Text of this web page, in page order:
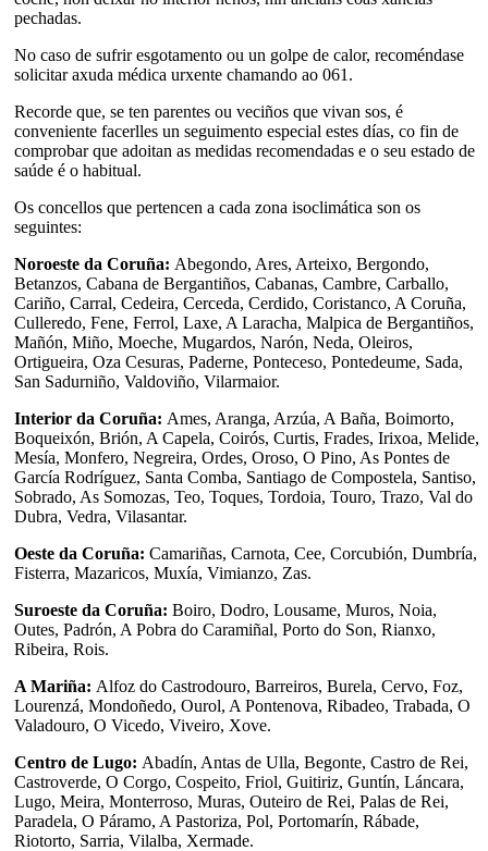
pechadas.
No caso de sufrir esgotamento ou un golpe de calor, recoméndase
solicitar axuda médica urxente chamando ao 061.
Recorde que, se ten parentes ou veciños que vivan sos, é
conveniente facerlles un seguimento especial estes días, co fin de
comprobar que adoitan as medidas recomendadas e o seu estado de
saúde é o habitual.
Os concellos que pertencen a cada zona isoclimática son os
seguintes:
Noroeste da Coruña: Abegondo, Ares, Arteixo, Bergondo,
Betanzos, Cabana de Bergantiños, Cabanas, Cambre, Carballo,
Cariño, Carral, Cedeira, Cerceda, Cerdido, Coristanco, A Coruña,
Culleredo, Fene, Ferrol, Laxe, A Laracha, Malpica de Bergantiños,
Mañón, Miño, Moeche, Mugardos, Narón, Neda, Oleiros,
Ortigueira, Oza Cesuras, Paderne, Ponteceso, Pontedeume, Sada,
San Sadurniño, Valdoviño, Vilarmaior.
Interior da Coruña: Ames, Aranga, Arzúa, A Baña, Boimorto,
Boqueixón, Brión, A Capela, Coirós, Curtis, Frades, Irixoa, Melide,
Mesía, Monfero, Negreira, Ordes, Oroso, O Pino, As Pontes de
García Rodríguez, Santa Comba, Santiago de Compostela, Santiso,
Sobrado, As Somozas, Teo, Toques, Tordoia, Touro, Trazo, Val do
Dubra, Vedra, Vilasantar.
Oeste da Coruña: Camariñas, Carnota, Cee, Corcubión, Dumbría,
Fisterra, Mazaricos, Muxía, Vimianzo, Zas.
Suroeste da Coruña: Boiro, Dodro, Lousame, Muros, Noia,
Outes, Padrón, A Pobra do Caramiñal, Porto do Son, Rianxo,
Ribeira, Rois.
A Mariña: Alfoz do Castrodouro, Barreiros, Burela, Cervo, Foz,
Lourenzá, Mondoñedo, Ourol, A Pontenova, Ribadeo, Trabada, O
Valadouro, O Vicedo, Viveiro, Xove.
Centro de Lugo: Abadín, Antas de Ulla, Begonte, Castro de Rei,
Castroverde, O Corgo, Cospeito, Friol, Guitiriz, Guntín, Láncara,
Lugo, Meira, Monterroso, Muras, Outeiro de Rei, Palas de Rei,
Paradela, O Páramo, A Pastoriza, Pol, Portomarín, Rábade,
Riotorto, Sarria, Vilalba, Xermade.